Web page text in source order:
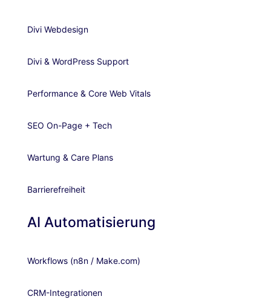
Divi Webdesign
Divi & WordPress Support
Performance & Core Web Vitals
SEO On-Page + Tech
Wartung & Care Plans
Barrierefreiheit
AI Automatisierung
Workflows (n8n / Make.com)
CRM-Integrationen